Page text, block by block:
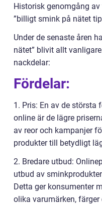
Historisk genomgång
”billigt smink på nätet
Under de senaste åren
nätet” blivit allt
nackdelar:
Fördelar:
1. Pris: En av de största
online är de lägre
av reor och kampanjer
produkter till betydligt
2. Bredare utbud:
utbud av
Detta ger konsumenter
olika varumärken, färger